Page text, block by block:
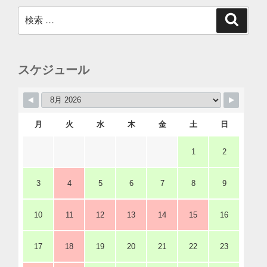
索:
スケジュール
月 火 水 木 金 土 日
1 2
3 4 5 6 7 8 9
10 11 12 13 14 15 16
17 18 19 20 21 22 23